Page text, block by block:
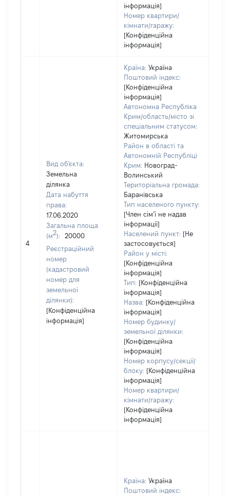
інформація]
Номер квартири/
кімнати/гаражу:
[Конфіденційна
інформація]
4
Вид об'єкта:
Земельна
ділянка
Дата набуття
права:
17.06.2020
Загальна площа
(м2):
20000
Реєстраційний
номер
(кадастровий
номер для
земельної
ділянки):
[Конфіденційна
інформація]
Країна: Україна
Поштовий індекс:
[Конфіденційна
інформація]
Автономна Республіка
Крим/область/місто зі
спеціальним статусом:
Житомирська
Район в області та
Автономній Республіці
Крим: Новоград-
Волинський
Територіальна громада:
Баранівська
Тип населеного пункту:
[Член сімʼї не надав
інформації]
Населений пункт: [Не
застосовується]
Район у місті:
[Конфіденційна
інформація]
Тип: [Конфіденційна
інформація]
Назва: [Конфіденційна
інформація]
Номер будинку/
земельної ділянки:
[Конфіденційна
інформація]
Номер корпусу/секції/
блоку: [Конфіденційна
інформація]
Номер квартири/
кімнати/гаражу:
[Конфіденційна
інформація]
Країна: Україна
Поштовий індекс: